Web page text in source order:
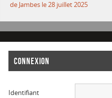
de Jambes le 28 juillet 2025
CONNEXION
Identifiant